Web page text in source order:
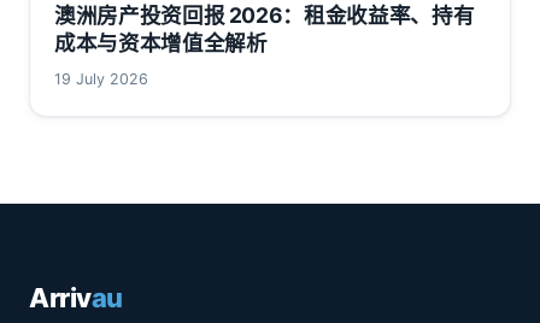
澳洲房产投资回报 2026：租金收益率、持有
成本与资本增值全解析
19 July 2026
Arrivau